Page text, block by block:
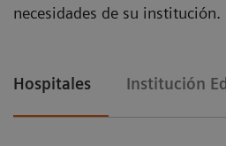
necesidades de su institución.
Hospitales Institución